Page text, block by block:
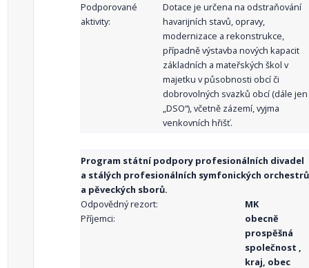
Podporované
aktivity:
Dotace je určena na odstraňování
havarijních stavů, opravy,
modernizace a rekonstrukce,
případně výstavba nových kapacit
základních a mateřských škol v
majetku v působnosti obcí či
dobrovolných svazků obcí (dále jen
„DSO“), včetně zázemí, vyjma
venkovních hřišť.
Program státní podpory profesionálních divadel
a stálých profesionálních symfonických orchestrů
a pěveckých sborů.
Odpovědný rezort:
MK
Příjemci:
obecně
prospěšná
společnost ,
kraj, obec